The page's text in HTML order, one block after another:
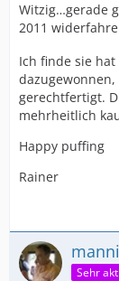
Witzig…gerade
2011
Ich finde sie
gerechtfertigt.
mehrheitlich
Happy puffing
Rainer
Sehr